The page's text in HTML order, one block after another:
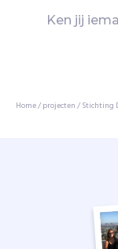
n
Ken jij
Home/projecten/Stichting